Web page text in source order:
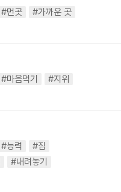
#먼곳 #가까운 곳
#마음먹기 #지위
#능력
#짐
#내려놓기